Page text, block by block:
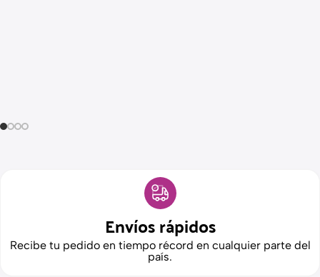
Envíos rápidos
Recibe tu pedido en tiempo récord en cualquier parte del
país.